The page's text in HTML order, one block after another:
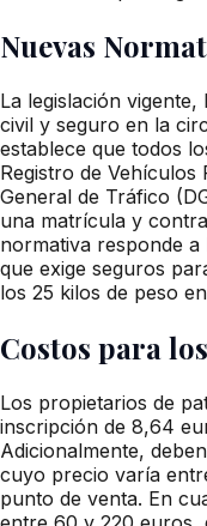
Nuevas
La legislación
civil y seguro en la
establece que todos
Registro de Vehículos
General de Tráfico
una matrícula y
normativa responde a
que exige seguros
los 25 kilos de peso
Costos para
Los propietarios de
inscripción de 8,64
Adicionalmente,
cuyo precio varía
punto de venta. En